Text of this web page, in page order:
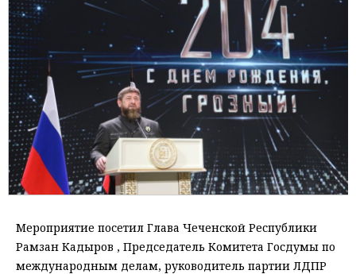
Мероприятие посетил Глава Чеченской Республики
Рамзан Кадыров , Председатель Комитета Госдумы по
международным делам, руководитель партии ЛДПР